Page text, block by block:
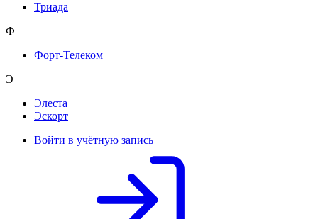
Триада
Ф
Форт-Телеком
Э
Элеста
Эскорт
Войти в учётную запись